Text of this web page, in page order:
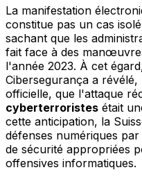
La manifestation
constitue pas un cas
sachant que les
fait face à des
l'année 2023. À cet
Cibersegurança a
officielle, que l'attaque
cyberterroristes était
cette anticipation, la
défenses numériques
de sécurité appropriées
offensives informatiques.